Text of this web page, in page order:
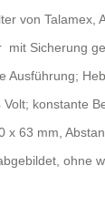
von Talamex,
mit Sicherung
Ausführung;
konstante
x 63 mm,
ohne